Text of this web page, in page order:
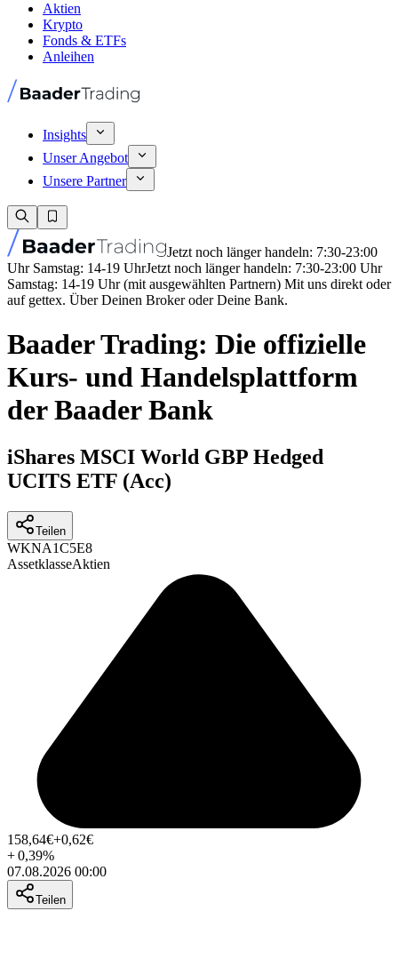
Aktien
Krypto
Fonds & ETFs
Anleihen
Insights
Unser Angebot
Unsere Partner
Jetzt noch länger handeln: 7:30-23:00
Uhr Samstag: 14-19 UhrJetzt noch länger handeln: 7:30-23:00 Uhr
Samstag: 14-19 Uhr (mit ausgewählten Partnern) Mit uns direkt oder
auf gettex. Über Deinen Broker oder Deine Bank.
Baader Trading: Die offizielle
Kurs- und Handelsplattform
der Baader Bank
iShares MSCI World GBP Hedged
UCITS ETF (Acc)
Teilen
WKNA1C5E8
AssetklasseAktien
158,64€+0,62€
+0,39%
07.08.2026 00:00
Teilen